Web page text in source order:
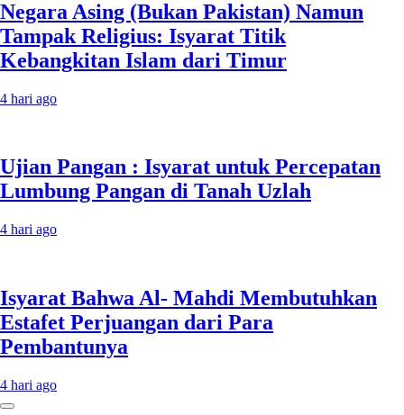
Negara Asing (Bukan Pakistan) Namun
Tampak Religius: Isyarat Titik
Kebangkitan Islam dari Timur
4 hari ago
Ujian Pangan : Isyarat untuk Percepatan
Lumbung Pangan di Tanah Uzlah
4 hari ago
Isyarat Bahwa Al- Mahdi Membutuhkan
Estafet Perjuangan dari Para
Pembantunya
4 hari ago